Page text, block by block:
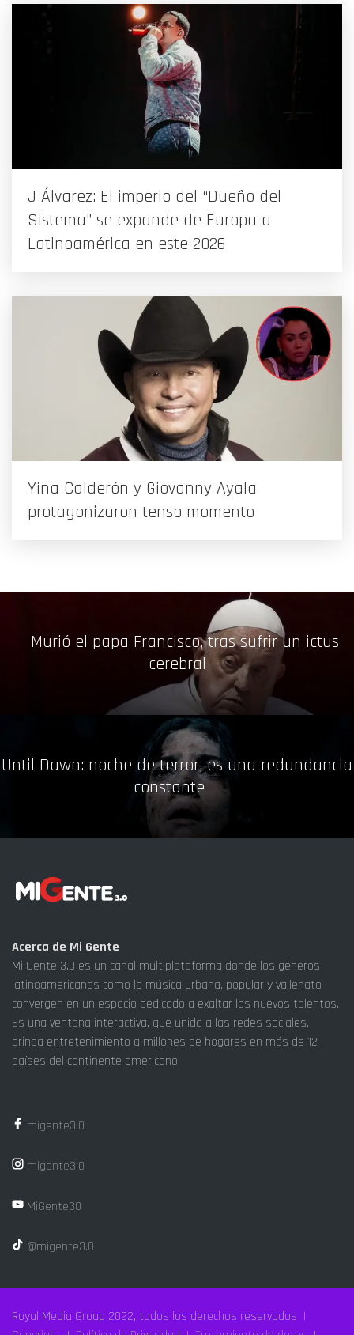
J Álvarez: El imperio del “Dueño del
Sistema” se expande de Europa a
Latinoamérica en este 2026
Yina Calderón y Giovanny Ayala
protagonizaron tenso momento
Murió el papa Francisco, tras sufrir un ictus
cerebral
Until Dawn: noche de terror, es una redundancia
constante
Acerca de Mi Gente
Mi Gente 3.0 es un canal multiplataforma donde los géneros
latinoamericanos como la música urbana, popular y vallenato
convergen en un espacio dedicado a exaltar los nuevos talentos.
Es una ventana interactiva, que unida a las redes sociales,
brinda entretenimiento a millones de hogares en más de 12
países del continente americano.
migente3.0
migente3.0
MiGente30
@migente3.0
Royal Media Group 2022, todos los derechos reservados |